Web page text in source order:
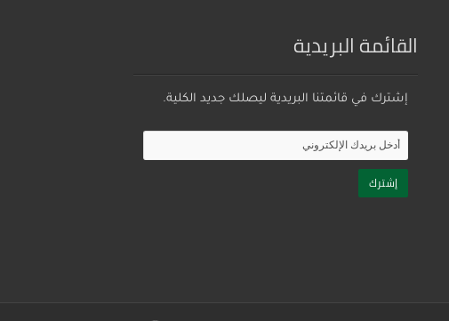
القائمة البريدية
إشترك في قائمتنا البريدية ليصلك جديد الكلية.